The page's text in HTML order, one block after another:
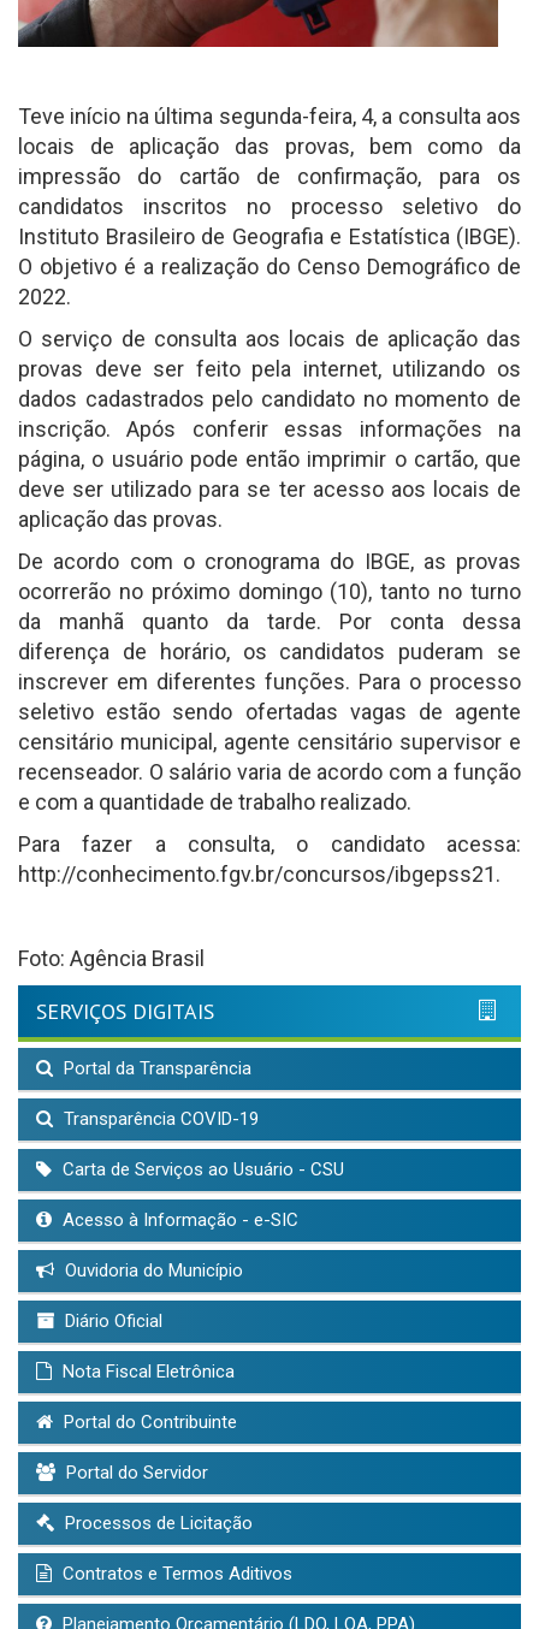
Teve início na última segunda-feira, 4, a consulta aos
locais de aplicação das provas, bem como da
impressão do cartão de confirmação, para os
candidatos inscritos no processo seletivo do
Instituto Brasileiro de Geografia e Estatística (IBGE).
O objetivo é a realização do Censo Demográfico de
2022.
O serviço de consulta aos locais de aplicação das
provas deve ser feito pela internet, utilizando os
dados cadastrados pelo candidato no momento de
inscrição. Após conferir essas informações na
página, o usuário pode então imprimir o cartão, que
deve ser utilizado para se ter acesso aos locais de
aplicação das provas.
De acordo com o cronograma do IBGE, as provas
ocorrerão no próximo domingo (10), tanto no turno
da manhã quanto da tarde. Por conta dessa
diferença de horário, os candidatos puderam se
inscrever em diferentes funções. Para o processo
seletivo estão sendo ofertadas vagas de agente
censitário municipal, agente censitário supervisor e
recenseador. O salário varia de acordo com a função
e com a quantidade de trabalho realizado.
Para fazer a consulta, o candidato acessa:
http://conhecimento.fgv.br/concursos/ibgepss21.
Foto: Agência Brasil
SERVIÇOS DIGITAIS
Portal da Transparência
Transparência COVID-19
Carta de Serviços ao Usuário - CSU
Acesso à Informação - e-SIC
Ouvidoria do Município
Diário Oficial
Nota Fiscal Eletrônica
Portal do Contribuinte
Portal do Servidor
Processos de Licitação
Contratos e Termos Aditivos